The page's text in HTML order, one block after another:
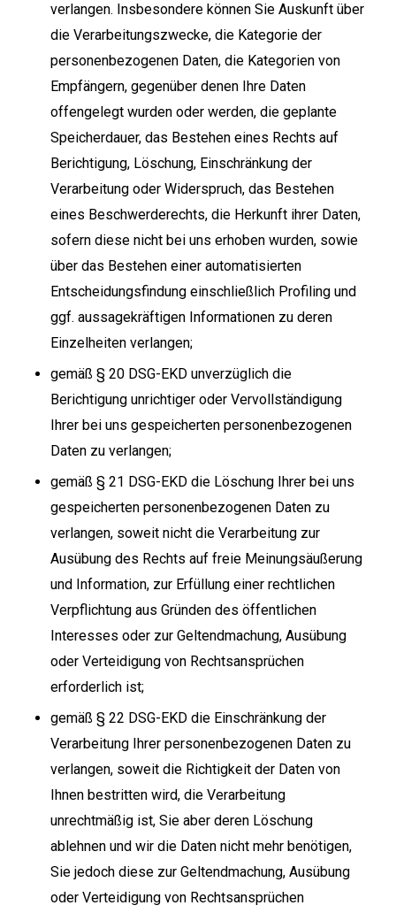
verlangen. Insbesondere können Sie Auskunft über
die Verarbeitungszwecke, die Kategorie der
personenbezogenen Daten, die Kategorien von
Empfängern, gegenüber denen Ihre Daten
offengelegt wurden oder werden, die geplante
Speicherdauer, das Bestehen eines Rechts auf
Berichtigung, Löschung, Einschränkung der
Verarbeitung oder Widerspruch, das Bestehen
eines Beschwerderechts, die Herkunft ihrer Daten,
sofern diese nicht bei uns erhoben wurden, sowie
über das Bestehen einer automatisierten
Entscheidungsfindung einschließlich Profiling und
ggf. aussagekräftigen Informationen zu deren
Einzelheiten verlangen;
gemäß § 20 DSG-EKD unverzüglich die
Berichtigung unrichtiger oder Vervollständigung
Ihrer bei uns gespeicherten personenbezogenen
Daten zu verlangen;
gemäß § 21 DSG-EKD die Löschung Ihrer bei uns
gespeicherten personenbezogenen Daten zu
verlangen, soweit nicht die Verarbeitung zur
Ausübung des Rechts auf freie Meinungsäußerung
und Information, zur Erfüllung einer rechtlichen
Verpflichtung aus Gründen des öffentlichen
Interesses oder zur Geltendmachung, Ausübung
oder Verteidigung von Rechtsansprüchen
erforderlich ist;
gemäß § 22 DSG-EKD die Einschränkung der
Verarbeitung Ihrer personenbezogenen Daten zu
verlangen, soweit die Richtigkeit der Daten von
Ihnen bestritten wird, die Verarbeitung
unrechtmäßig ist, Sie aber deren Löschung
ablehnen und wir die Daten nicht mehr benötigen,
Sie jedoch diese zur Geltendmachung, Ausübung
oder Verteidigung von Rechtsansprüchen